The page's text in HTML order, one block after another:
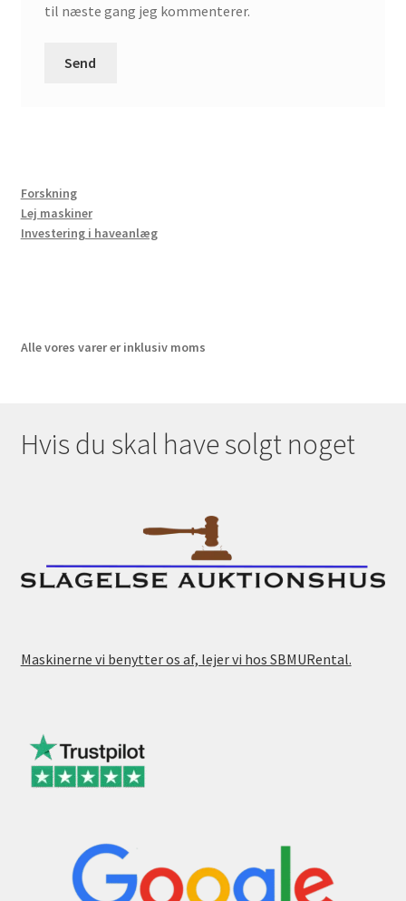
til næste gang jeg kommenterer.
Forskning
Lej maskiner
Investering i haveanlæg
Alle vores varer er inklusiv moms
Hvis du skal have solgt noget
Maskinerne vi benytter os af, lejer vi hos SBMURental.